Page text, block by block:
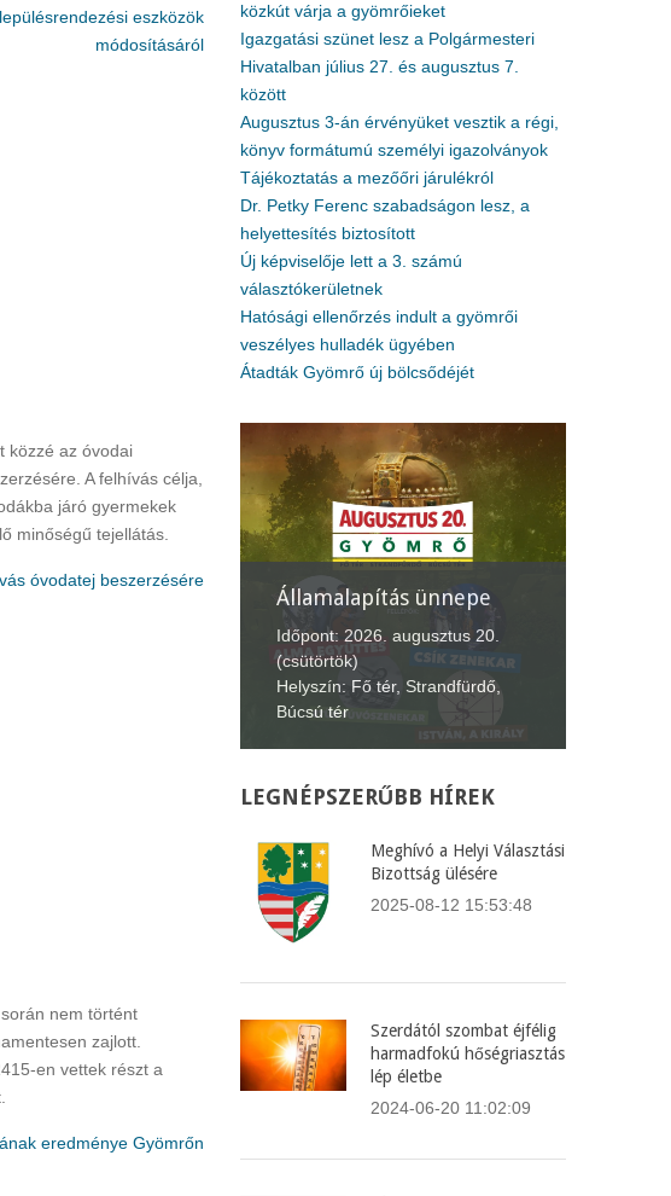
eszközök
módosításáról
közzé az óvodai
A felhívás célja,
járó gyermekek
minőségű tejellátás.
óvodatej beszerzésére
nem történt
zajlott.
en vettek részt a
eredménye Gyömrőn
közkút várja a gyömrőieket
Igazgatási szünet lesz a Polgármesteri
Hivatalban július 27. és augusztus 7.
között
Augusztus 3-án érvényüket vesztik a régi,
könyv formátumú személyi igazolványok
Tájékoztatás a mezőőri járulékról
Dr. Petky Ferenc szabadságon lesz, a
helyettesítés biztosított
Új képviselője lett a 3. számú
választókerületnek
Hatósági ellenőrzés indult a gyömrői
veszélyes hulladék ügyében
Átadták Gyömrő új bölcsődéjét
ünnepe
XII. Gyömrői
Lecsófesztivál
Időpont: 2026. szeptember 4-6.
(péntek-vasárnap)
Helyszín: Búcsú tér
LEGNÉPSZERŰBB HÍREK
Meghívó a Helyi Választási
Bizottság ülésére
2025-08-12 15:53:48
Szerdától szombat éjfélig
harmadfokú hőségriasztás
lép életbe
2024-06-20 11:02:09